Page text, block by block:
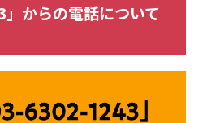
」からの電話について